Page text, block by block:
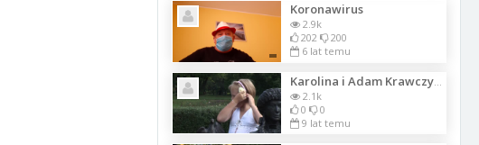
Koronawirus
2.9k
202
200
6 lat temu
2.1k
0
0
9 lat temu